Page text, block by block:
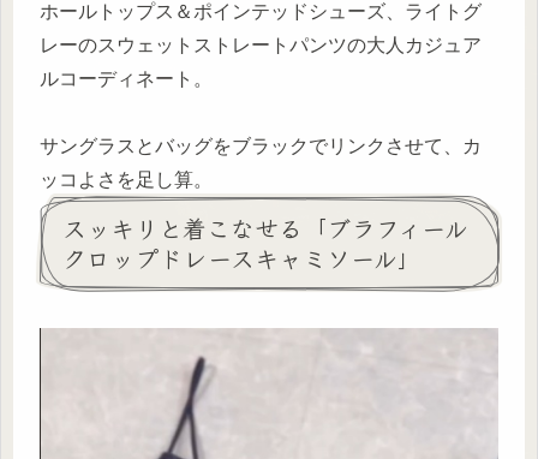
ホールトップス＆ポインテッドシューズ、ライトグ
レーのスウェットストレートパンツの大人カジュア
ルコーディネート。
サングラスとバッグをブラックでリンクさせて、カ
ッコよさを足し算。
スッキリと着こなせる「ブラフィール
クロップドレースキャミソール」